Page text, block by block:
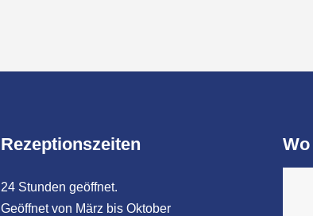
Rezeptionszeiten
24 Stunden geöffnet.
Geöffnet von März bis Oktober